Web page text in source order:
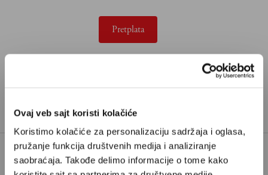
Ovaj veb sajt koristi kolačiće
Koristimo kolačiće za personalizaciju sadržaja i oglasa,
pružanje funkcija društvenih medija i analiziranje
saobraćaja. Takođe delimo informacije o tome kako
Pretplata
Velikih priča.